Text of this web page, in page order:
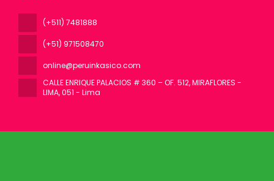
(+511) 7481888
(+51) 971508470
online@peruinkasico.com
CALLE ENRIQUE PALACIOS # 360 – OF. 512, MIRAFLORES -
LIMA, 051 - Lima